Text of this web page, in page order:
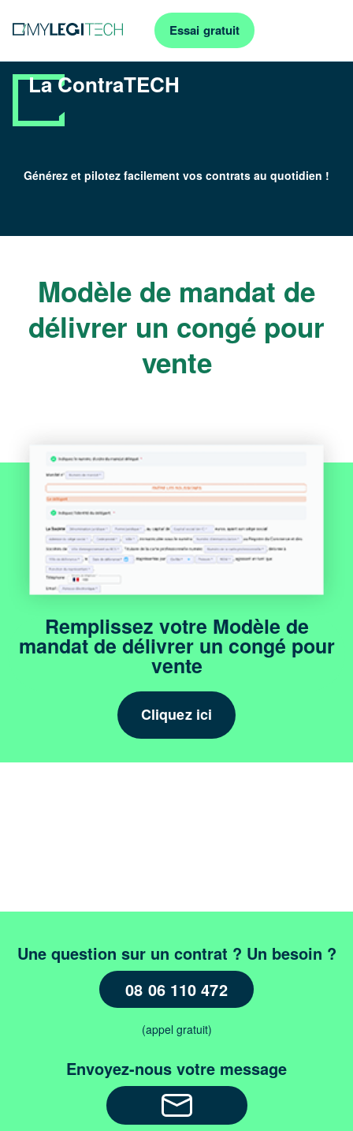
Essai gratuit
La ContraTECH
Générez et pilotez facilement vos contrats au quotidien !
Modèle de mandat de
délivrer un congé pour
vente
Remplissez votre Modèle de
mandat de délivrer un congé pour
vente
Cliquez ici
Une question sur un contrat ? Un besoin ?
08 06 110 472
(appel gratuit)
Envoyez-nous votre message